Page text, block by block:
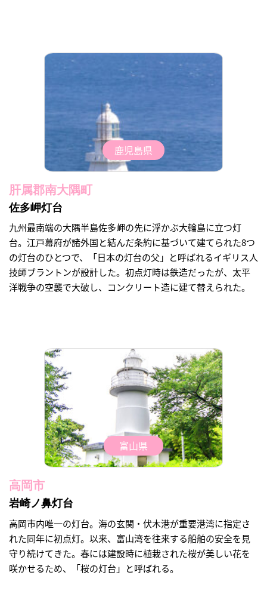
鹿児島県
肝属郡南大隅町
佐多岬灯台
九州最南端の大隅半島佐多岬の先に浮かぶ大輪島に立つ灯
台。江戸幕府が諸外国と結んだ条約に基づいて建てられた8つ
の灯台のひとつで、「日本の灯台の父」と呼ばれるイギリス人
技師ブラントンが設計した。初点灯時は鉄造だったが、太平
洋戦争の空襲で大破し、コンクリート造に建て替えられた。
富山県
高岡市
岩崎ノ鼻灯台
高岡市内唯一の灯台。海の玄関・伏木港が重要港湾に指定さ
れた同年に初点灯。以来、富山湾を往来する船舶の安全を見
守り続けてきた。春には建設時に植栽された桜が美しい花を
咲かせるため、「桜の灯台」と呼ばれる。